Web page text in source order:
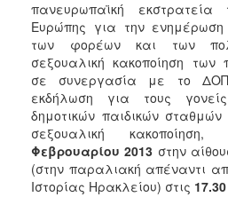
(Κ.Α.Π.Η.)
Κέντρα
Δημιουργικής
Απασχόλησης
Παιδιών
(Κ.Δ.Α.Π.)
Κέντρα
Ημερήσιας
Φροντίδας
Ηλικιωμένων
πανευρωπαϊκή εκστρατεία
Ευρώπης για την ενημέρωση
των φορέων και των
σεξουαλική κακοποίηση των
σε συνεργασία με το
εκδήλωση για τους
δημοτικών παιδικών
σεξουαλική
Φεβρουαρίου 2013 στην
(στην παραλιακή απέναντι
Ιστορίας Ηρακλείου) στις 17.30